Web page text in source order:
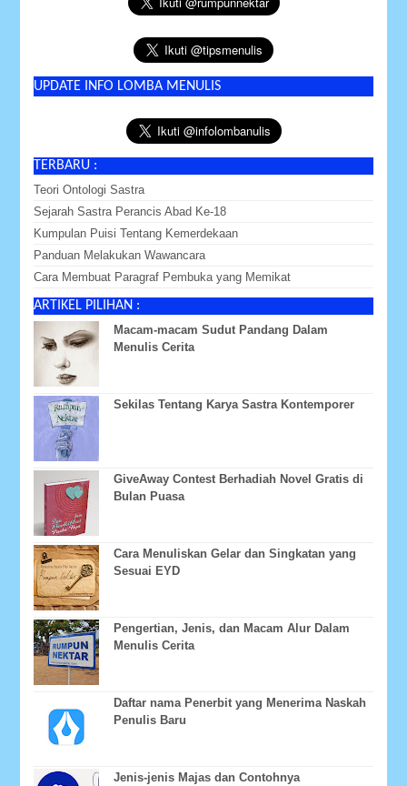
UPDATE INFO LOMBA MENULIS
TERBARU :
Teori Ontologi Sastra
Sejarah Sastra Perancis Abad Ke-18
Kumpulan Puisi Tentang Kemerdekaan
Panduan Melakukan Wawancara
Cara Membuat Paragraf Pembuka yang Memikat
ARTIKEL PILIHAN :
Macam-macam Sudut Pandang Dalam
Menulis Cerita
Sekilas Tentang Karya Sastra Kontemporer
GiveAway Contest Berhadiah Novel Gratis di
Bulan Puasa
Cara Menuliskan Gelar dan Singkatan yang
Sesuai EYD
Pengertian, Jenis, dan Macam Alur Dalam
Menulis Cerita
Daftar nama Penerbit yang Menerima Naskah
Penulis Baru
Jenis-jenis Majas dan Contohnya